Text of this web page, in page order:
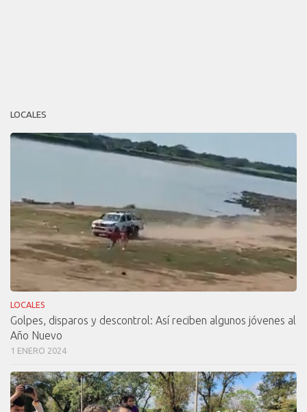
LOCALES
LOCALES
Golpes, disparos y descontrol: Así reciben algunos jóvenes al
Año Nuevo
1 ENERO 2024